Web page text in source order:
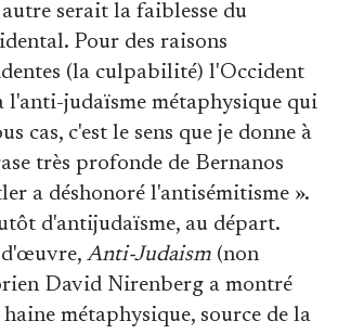
serait la faiblesse du
Pour des raisons
(la culpabilité) l'Occident
l'anti-judaïsme métaphysique qui
cas, c'est le sens que je donne à
très profonde de Bernanos
a déshonoré l'antisémitisme ».
d'antijudaïsme, au départ.
d'œuvre, Anti-Judaism (non
David Nirenberg a montré
métaphysique, source de la